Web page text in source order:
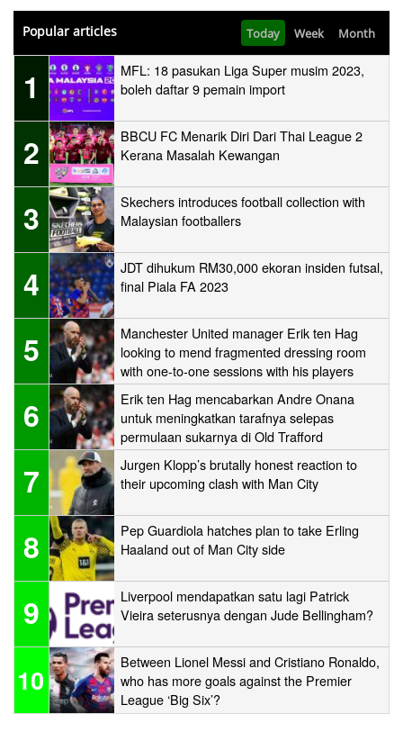
Popular articles Today Week Month
1
MFL: 18 pasukan Liga Super musim 2023,
boleh daftar 9 pemain import
2
BBCU FC Menarik Diri Dari Thai League 2
Kerana Masalah Kewangan
3
Skechers introduces football collection with
Malaysian footballers
4
JDT dihukum RM30,000 ekoran insiden futsal,
final Piala FA 2023
5
Manchester United manager Erik ten Hag
looking to mend fragmented dressing room
with one-to-one sessions with his players
6
Erik ten Hag mencabarkan Andre Onana
untuk meningkatkan tarafnya selepas
permulaan sukarnya di Old Trafford
7
Jurgen Klopp’s brutally honest reaction to
their upcoming clash with Man City
8
Pep Guardiola hatches plan to take Erling
Haaland out of Man City side
9
Liverpool mendapatkan satu lagi Patrick
Vieira seterusnya dengan Jude Bellingham?
10
Between Lionel Messi and Cristiano Ronaldo,
who has more goals against the Premier
League ‘Big Six’?